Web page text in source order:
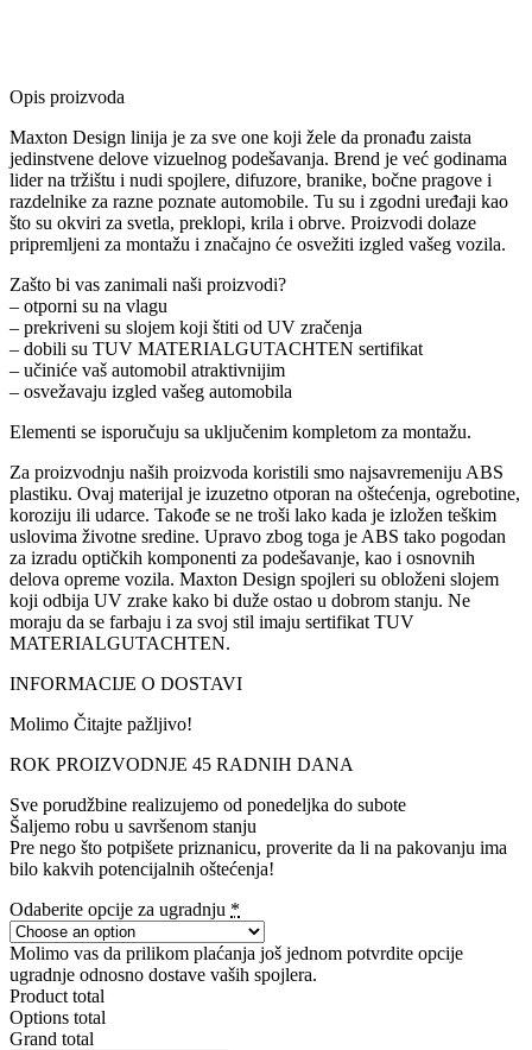
Opis proizvoda
Maxton Design linija je za sve one koji žele da pronađu zaista
jedinstvene delove vizuelnog podešavanja. Brend je već godinama
lider na tržištu i nudi spojlere, difuzore, branike, bočne pragove i
razdelnike za razne poznate automobile. Tu su i zgodni uređaji kao
što su okviri za svetla, preklopi, krila i obrve. Proizvodi dolaze
pripremljeni za montažu i značajno će osvežiti izgled vašeg vozila.
Zašto bi vas zanimali naši proizvodi?
– otporni su na vlagu
– prekriveni su slojem koji štiti od UV zračenja
– dobili su TUV MATERIALGUTACHTEN sertifikat
– učiniće vaš automobil atraktivnijim
– osvežavaju izgled vašeg automobila
Elementi se isporučuju sa uključenim kompletom za montažu.
Za proizvodnju naših proizvoda koristili smo najsavremeniju ABS
plastiku. Ovaj materijal je izuzetno otporan na oštećenja, ogrebotine,
koroziju ili udarce. Takođe se ne troši lako kada je izložen teškim
uslovima životne sredine. Upravo zbog toga je ABS tako pogodan
za izradu optičkih komponenti za podešavanje, kao i osnovnih
delova opreme vozila. Maxton Design spojleri su obloženi slojem
koji odbija UV zrake kako bi duže ostao u dobrom stanju. Ne
moraju da se farbaju i za svoj stil imaju sertifikat TUV
MATERIALGUTACHTEN.
INFORMACIJE O DOSTAVI
Molimo Čitajte pažljivo!
ROK PROIZVODNJE 45 RADNIH DANA
Sve porudžbine realizujemo od ponedeljka do subote
Šaljemo robu u savršenom stanju
Pre nego što potpišete priznanicu, proverite da li na pakovanju ima
bilo kakvih potencijalnih oštećenja!
Odaberite opcije za ugradnju *
Molimo vas da prilikom plaćanja još jednom potvrdite opcije
ugradnje odnosno dostave vaših spojlera.
Product total
Options total
Grand total